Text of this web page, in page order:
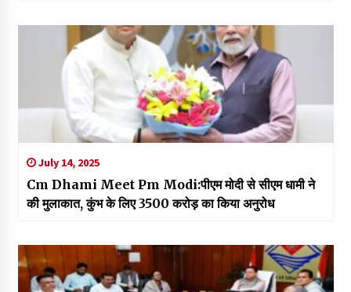
July 14, 2025
Cm Dhami Meet Pm Modi:पीएम मोदी से सीएम धामी ने
की मुलाकात, कुंभ के लिए ₹3500 करोड़ का किया अनुरोध